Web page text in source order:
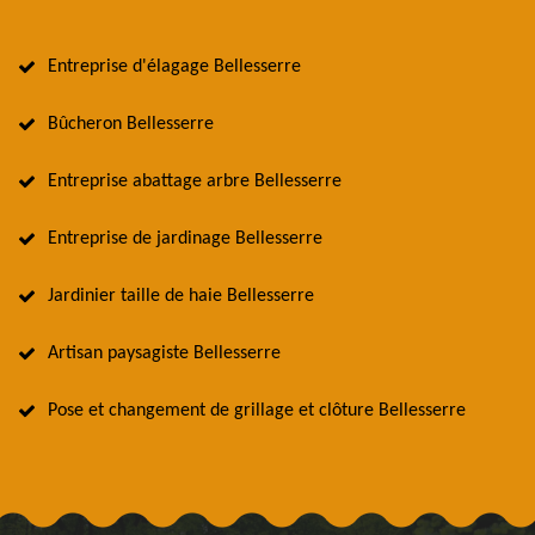
Entreprise d'élagage Bellesserre
Bûcheron Bellesserre
Entreprise abattage arbre Bellesserre
Entreprise de jardinage Bellesserre
Jardinier taille de haie Bellesserre
Artisan paysagiste Bellesserre
Pose et changement de grillage et clôture Bellesserre